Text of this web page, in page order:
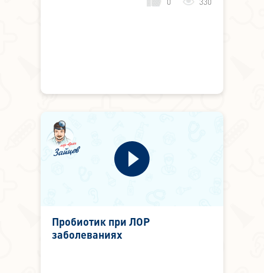
Пробиотик при ЛОР
заболеваниях